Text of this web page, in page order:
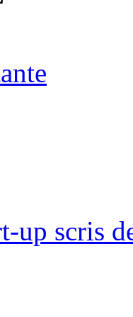
up scris